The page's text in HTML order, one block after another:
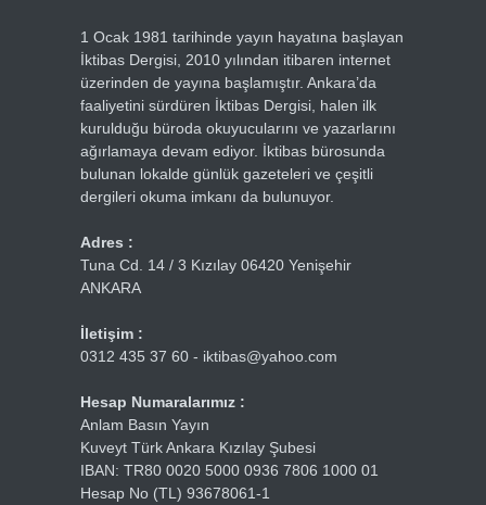
1 Ocak 1981 tarihinde yayın hayatına başlayan
İktibas Dergisi, 2010 yılından itibaren internet
üzerinden de yayına başlamıştır. Ankara’da
faaliyetini sürdüren İktibas Dergisi, halen ilk
kurulduğu büroda okuyucularını ve yazarlarını
ağırlamaya devam ediyor. İktibas bürosunda
bulunan lokalde günlük gazeteleri ve çeşitli
dergileri okuma imkanı da bulunuyor.
Adres :
Tuna Cd. 14 / 3 Kızılay 06420 Yenişehir
ANKARA
İletişim :
0312 435 37 60 - iktibas@yahoo.com
Hesap Numaralarımız :
Anlam Basın Yayın
Kuveyt Türk Ankara Kızılay Şubesi
IBAN: TR80 0020 5000 0936 7806 1000 01
Hesap No (TL) 93678061-1